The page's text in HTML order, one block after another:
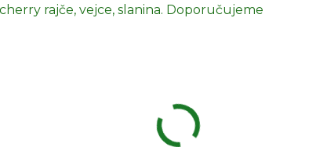
rajče, vejce, slanina. Doporučujeme